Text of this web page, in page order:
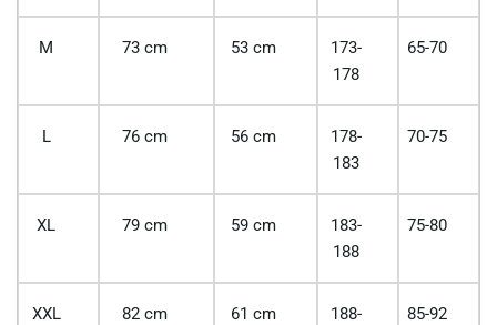
M 73 cm 53 cm
173-
178
65-70
L 76 cm 56 cm
178-
183
70-75
XL 79 cm 59 cm
183-
188
75-80
XXL 82 cm 61 cm
188-
85-92